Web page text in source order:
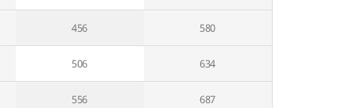
456 580
506 634
556 687